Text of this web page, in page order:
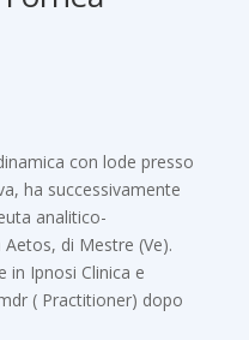
con lode presso
ha successivamente
analitico-
di Mestre (Ve).
in Ipnosi Clinica e
( Practitioner) dopo